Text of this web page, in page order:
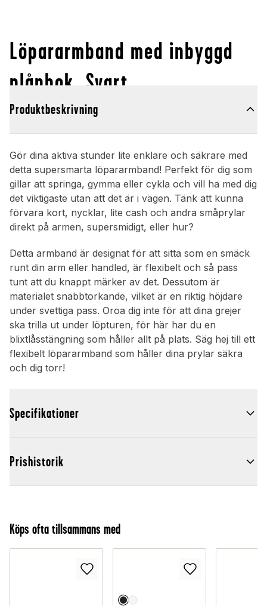
Löpararmband med inbyggd
plånbok, Svart
Produktbeskrivning
Gör dina aktiva stunder lite enklare och säkrare med
detta supersmarta löpararmband! Perfekt för dig som
gillar att springa, gymma eller cykla och vill ha med dig
det viktigaste utan att det är i vägen. Tänk att kunna
förvara kort, nycklar, lite cash och andra småprylar
direkt på armen, supersmidigt, eller hur?
Detta armband är designat för att sitta som en smäck
runt din arm eller handled, är flexibelt och så pass
tunt att du knappt märker av det. Dessutom är
materialet snabbtorkande, vilket är en riktig höjdare
under svettiga pass. Oroa dig inte för att dina grejer
ska trilla ut under löpturen, för här har du en
blixtlåsstängning som håller allt på plats. Säg hej till ett
flexibelt löpararmband som håller dina prylar säkra
och dig torr!
Specifikationer
Prishistorik
Köps ofta tillsammans med